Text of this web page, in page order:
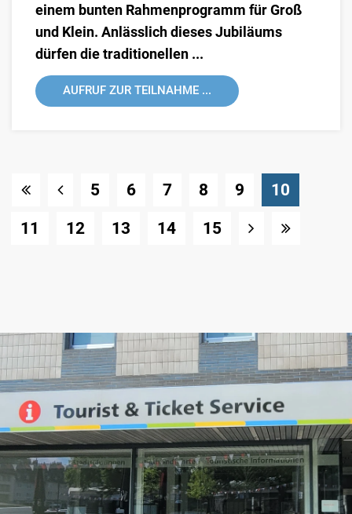
einem bunten Rahmenprogramm für Groß
und Klein. Anlässlich dieses Jubiläums
dürfen die traditionellen ...
AUFRUF ZUR TEILNAHME ...
5 6 7 8 9 10
11
12 13 14 15